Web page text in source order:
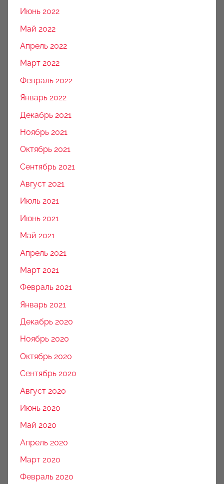
Июнь 2022
Май 2022
Апрель 2022
Март 2022
Февраль 2022
Январь 2022
Декабрь 2021
Ноябрь 2021
Октябрь 2021
Сентябрь 2021
Август 2021
Июль 2021
Июнь 2021
Май 2021
Апрель 2021
Март 2021
Февраль 2021
Январь 2021
Декабрь 2020
Ноябрь 2020
Октябрь 2020
Сентябрь 2020
Август 2020
Июнь 2020
Май 2020
Апрель 2020
Март 2020
Февраль 2020